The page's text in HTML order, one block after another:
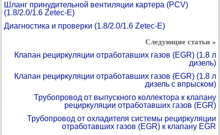
Шланг принудительной вентиляции картера (PCV)
(1.8/2.0/1.6 Zetec-E)
Диагностика и проверки (1.8/2.0/1.6 Zetec-E)
Следующие статьи »
Клапан рециркуляции отработавших газов (EGR) (1.8 л
дизель)
Клапан рециркуляции отработавших газов (EGR) (1.8 л
дизель с впрыском)
Трубопровод от выпускного коллектора к клапану
рециркуляции отработавших газов (EGR)
Трубопровод от охладителя системы рециркуляции
отработавших газов (EGR) к клапану EGR